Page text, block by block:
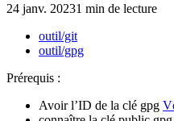
24 janv. 20231 min de lecture
outil/git
outil/gpg
Prérequis :
Avoir l’ID de la clé gpg